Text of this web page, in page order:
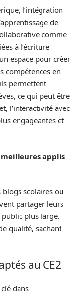
l’intégration
de
comme
à l’écriture
espace pour créer
compétences en
permettent
ce qui peut être
l’interactivité avec
engageantes et
applis
blogs scolaires ou
partager leurs
public plus large.
qualité, sachant
au CE2
dans